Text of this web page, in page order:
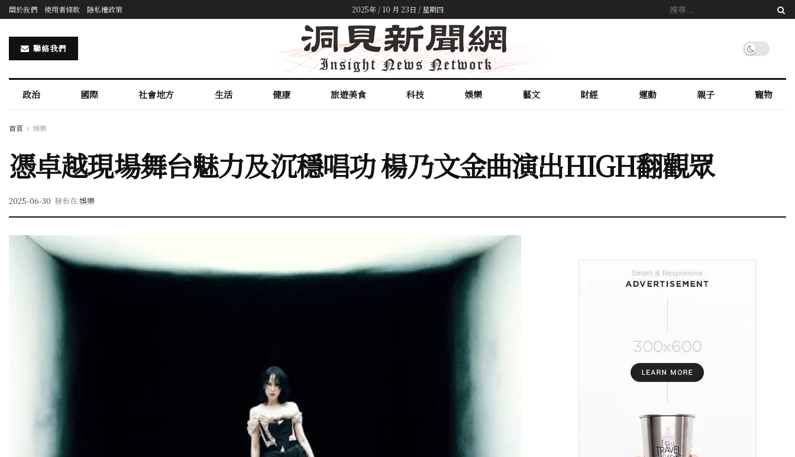
關於我們 使用者條款 隱私權政策 2025年 / 10 月 23日 / 星期四
聯絡我們
政治 國際 社會地方 生活 健康 旅遊美食 科技 娛樂 藝文 財經 運動 親子 寵物
首頁 娛樂
憑卓越現場舞台魅力及沉穩唱功 楊乃文金曲演出HIGH翻觀眾
2025-06-30 發布在娛樂